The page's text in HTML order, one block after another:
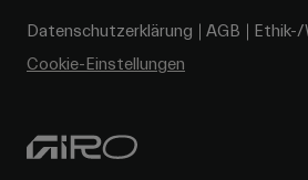
Datenschutzerklärung AGB
Cookie-Einstellungen